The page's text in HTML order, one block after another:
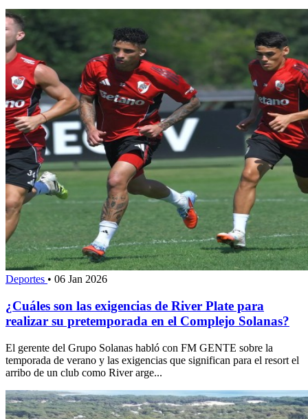
Deportes • 06 Jan 2026
¿Cuáles son las exigencias de River Plate para
realizar su pretemporada en el Complejo Solanas?
El gerente del Grupo Solanas habló con FM GENTE sobre la
temporada de verano y las exigencias que significan para el resort el
arribo de un club como River arge...